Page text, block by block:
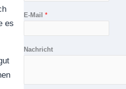
es
E-Mail*
Nachricht